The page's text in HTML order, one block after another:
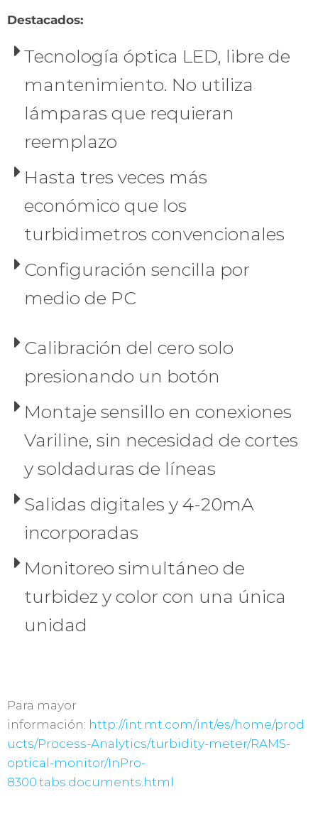
Destacados:
Tecnología óptica LED, libre de
mantenimiento. No utiliza
lámparas que requieran
reemplazo
Hasta tres veces más
económico que los
turbidimetros convencionales
Configuración sencilla por
medio de PC
Calibración del cero solo
presionando un botón
Montaje sensillo en conexiones
Variline, sin necesidad de cortes
y soldaduras de líneas
Salidas digitales y 4-20mA
incorporadas
Monitoreo simultáneo de
turbidez y color con una única
unidad
Para mayor
información: http://int.mt.com/int/es/home/prod
ucts/Process-Analytics/turbidity-meter/RAMS-
optical-monitor/InPro-
8300.tabs.documents.html